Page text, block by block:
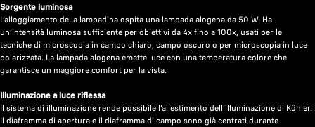
Sorgente luminosa
L’alloggiamento della lampadina ospita una lampada alogena da 50 W. Ha
un’intensità luminosa sufficiente per obiettivi da 4x fino a 100x, usati per le
tecniche di microscopia in campo chiaro, campo oscuro o per microscopia in luce
polarizzata. La lampada alogena emette luce con una temperatura colore che
garantisce un maggiore comfort per la vista.
Illuminazione a luce riflessa
Il sistema di illuminazione rende possibile l’allestimento dell’illuminazione di Köhler.
Il diaframma di apertura e il diaframma di campo sono già centrati durante